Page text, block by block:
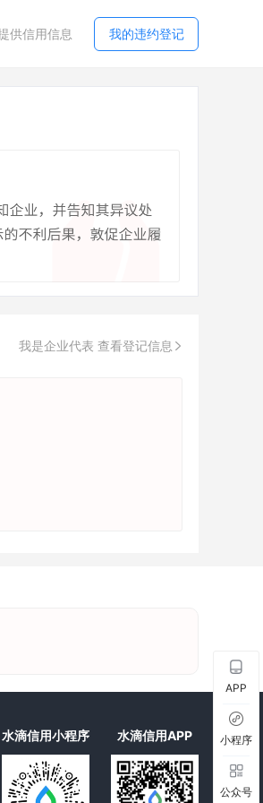
供信用信息 我的违约登记
我是企业代表 查看登记信息
水滴信用小程序 水滴信用APP
APP
小程序
公众号